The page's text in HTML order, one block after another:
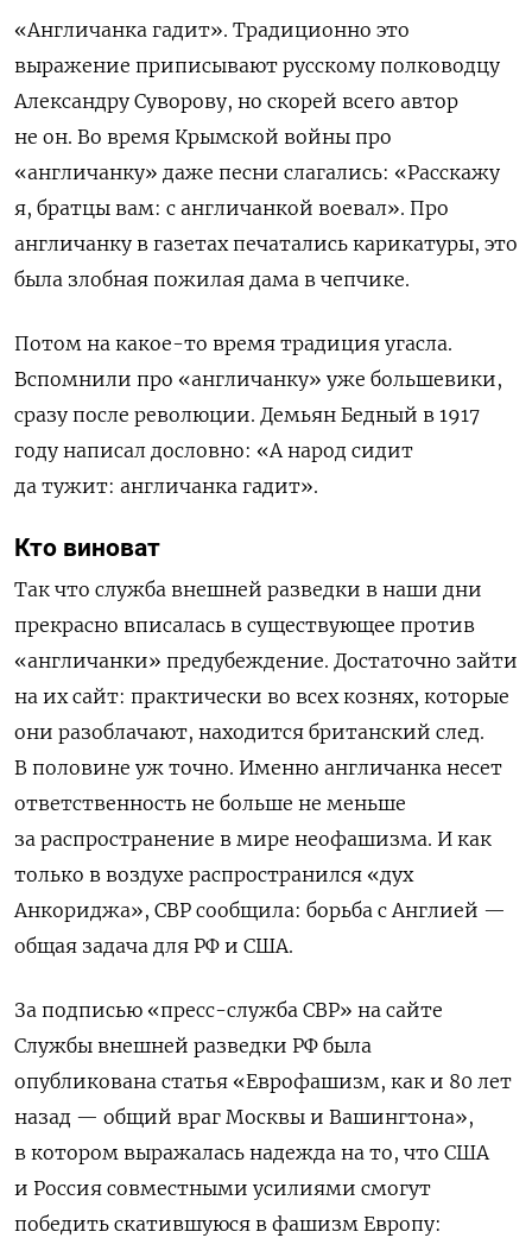
«Англичанка гадит». Традиционно это
выражение приписывают русскому полководцу
Александру Суворову, но скорей всего автор
не он. Во время Крымской войны про
«англичанку» даже песни слагались: «Расскажу
я, братцы вам: с англичанкой воевал». Про
англичанку в газетах печатались карикатуры, это
была злобная пожилая дама в чепчике.
Потом на какое-то время традиция угасла.
Вспомнили про «англичанку» уже большевики,
сразу после революции. Демьян Бедный в 1917
году написал дословно: «А народ сидит
да тужит: англичанка гадит».
Кто виноват
Так что служба внешней разведки в наши дни
прекрасно вписалась в существующее против
«англичанки» предубеждение. Достаточно зайти
на их сайт: практически во всех кознях, которые
они разоблачают, находится британский след.
В половине уж точно. Именно англичанка несет
ответственность не больше не меньше
за распространение в мире неофашизма. И как
только в воздухе распространился «дух
Анкориджа», СВР сообщила: борьба с Англией —
общая задача для РФ и США.
За подписью «пресс-служба СВР» на сайте
Службы внешней разведки РФ была
опубликована статья «Еврофашизм, как и 80 лет
назад — общий враг Москвы и Вашингтона»,
в котором выражалась надежда на то, что США
и Россия совместными усилиями смогут
победить скатившуюся в фашизм Европу: